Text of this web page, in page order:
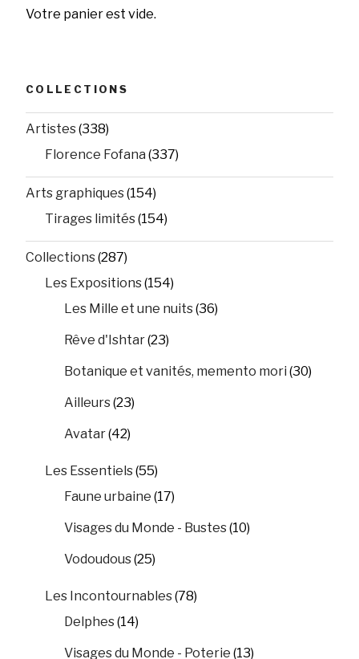
Votre panier est vide.
COLLECTIONS
Artistes(338)
Florence Fofana (337)
Arts graphiques(154)
Tirages limités(154)
Collections(287)
Les Expositions(154)
Les Mille et une nuits(36)
Rêve d'Ishtar(23)
Botanique et vanités, memento mori (30)
Ailleurs(23)
Avatar(42)
Les Essentiels(55)
Faune urbaine (17)
Visages du Monde - Bustes(10)
Vodoudous(25)
Les Incontournables(78)
Delphes(14)
Visages du Monde - Poterie (13)